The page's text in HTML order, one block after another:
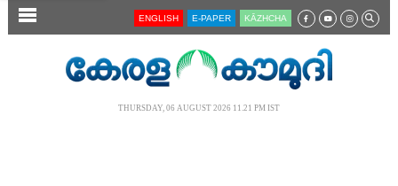
SECTIONS ENGLISH E-PAPER KĀZHCHA
THURSDAY, 06 AUGUST 2026 11.21 PM IST